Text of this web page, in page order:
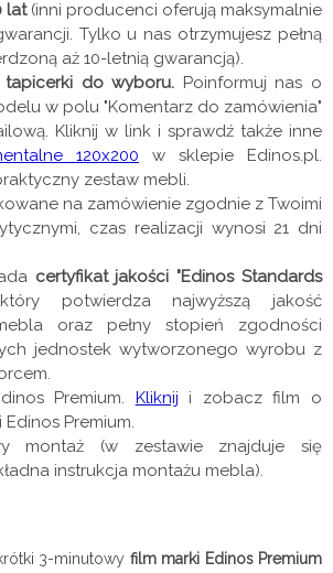
lat(inni producenci oferują maksymalnie
Tylko u nas otrzymujesz pełną
aż 10-letnią gwarancją).
do wyboru. Poinformuj nas o
w polu "Komentarz do zamówienia"
Kliknij w link i sprawdź także inne
120x200 w sklepie Edinos.pl.
zestaw mebli.
na zamówienie zgodnie z Twoimi
czas realizacji wynosi 21 dni
certyfikat jakości "Edinos Standards
potwierdza najwyższą jakość
oraz pełny stopień zgodności
jednostek wytworzonego wyrobu z
Premium.
Kliknij i zobacz film o
Edinos Premium.
montaż (w zestawie znajduje się
instrukcja montażu mebla).
3-minutowy film marki Edinos Premium